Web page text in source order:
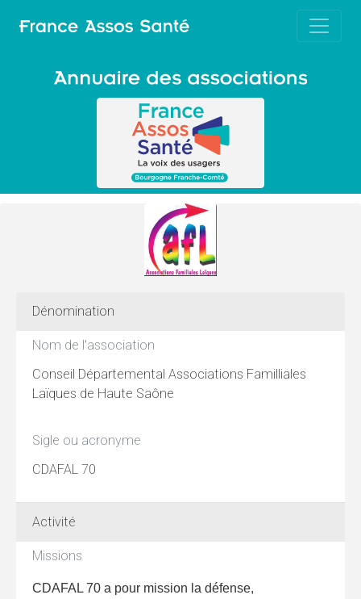
Dénomination
Nom de l'association
Conseil Départemental Associations Familliales
Laïques de Haute Saône
Sigle ou acronyme
CDAFAL 70
Activité
Missions
CDAFAL 70 a pour mission la défense,